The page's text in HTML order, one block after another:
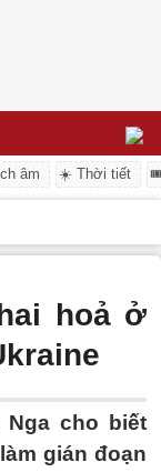
âm ☀️ Thời tiết
hoả ở
Nga cho biết
gián đoạn